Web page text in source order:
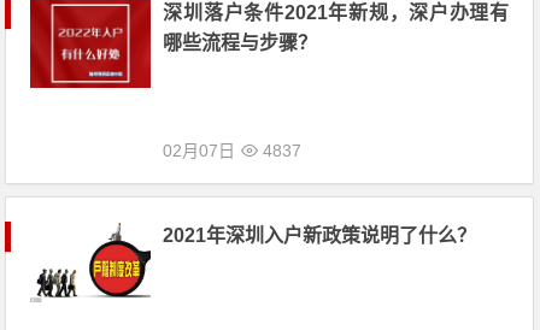
深圳落户条件2021年新规，深户办理有
哪些流程与步骤？
02月07日 4837
2021年深圳入户新政策说明了什么？